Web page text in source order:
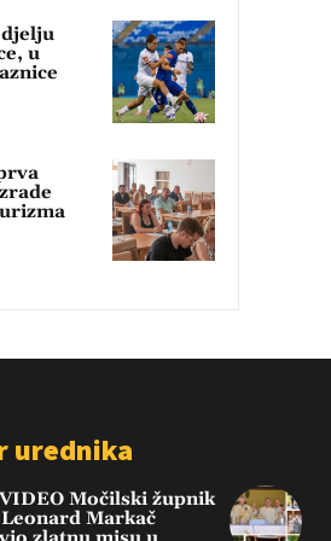
u
urednika
Močilski župnik
Markač